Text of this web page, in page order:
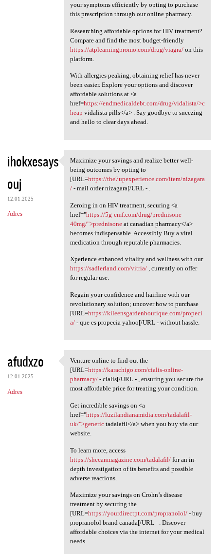
your symptoms efficiently by opting to purchase
this prescription through our online pharmacy.
Researching affordable options for HIV treatment?
Compare and find the most budget-friendly
https://atplearningpromo.com/drug/viagra/on this
platform.
With allergies peaking, obtaining relief has never
been easier. Explore your options and discover
affordable solutions at <a
href=https://endmedicaldebt.com/drug/vidalista/>c
heap vidalista pills</a> . Say goodbye to sneezing
and hello to clear days ahead.
ihokxesays
ouj
12.01.2025
Adres
Maximize your savings and
Maximize your savings and realize better well-
being outcomes by opting to
[URL=https://the7upexperience.com/item/nizagara
/- mail order nizagara[/URL - .
Zeroing in on HIV treatment, securing <a
href="https://5g-emf.com/drug/prednisone-
40mg/">prednisoneat canadian pharmacy</a>
becomes indispensable. Accessibly Buy a vital
medication through reputable pharmacies.
Xperience enhanced vitality and wellness with our
https://sadlerland.com/vitria/, currently on offer
for regular use.
Regain your confidence and hairline with our
revolutionary solution; uncover how to purchase
[URL=https://kileensgardenboutique.com/propeci
a/- que es propecia yahoo[/URL - without hassle.
afudxzo
12.01.2025
Adres
Venture online to find out
Venture online to find out the
[URL=https://karachigo.com/cialis-online-
pharmacy/- cialis[/URL - , ensuring you secure the
most affordable price for treating your condition.
Get incredible savings on <a
href="https://luzilandianamidia.com/tadalafil-
uk/">generictadalafil</a> when you buy via our
website.
To learn more, access
https://shecanmagazine.com/tadalafil/for an in-
depth investigation of its benefits and possible
adverse reactions.
Maximize your savings on Crohn’s disease
treatment by securing the
[URL=https://yourdirectpt.com/propranolol/- buy
propranolol brand canada[/URL - . Discover
affordable choices via the internet for your medical
needs.